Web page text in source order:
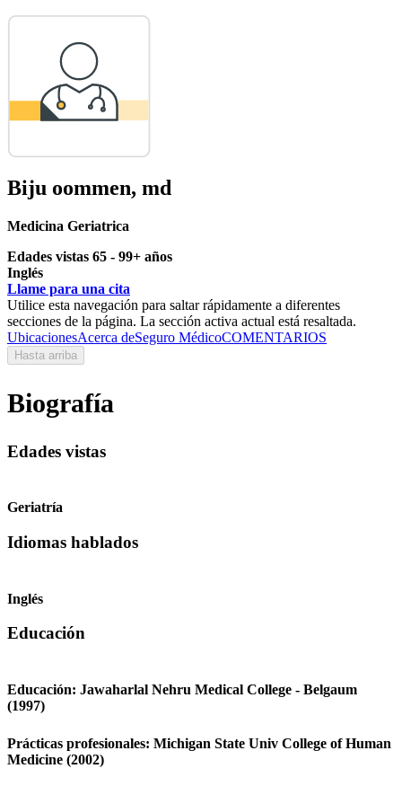
Biju oommen, md
Medicina Geriatrica
Edades vistas 65 - 99+ años
Inglés
Llame para una cita
Utilice esta navegación para saltar rápidamente a diferentes
secciones de la página. La sección activa actual está resaltada.
UbicacionesAcerca deSeguro MédicoCOMENTARIOS
Hasta arriba
Biografía
Edades vistas
Geriatría
Idiomas hablados
Inglés
Educación
Educación: Jawaharlal Nehru Medical College - Belgaum
(1997)
Prácticas profesionales: Michigan State Univ College of Human
Medicine (2002)